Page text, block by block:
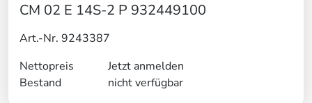
CM 02 E 14S-2 P 932449100
Art.-Nr. 9243387
Nettopreis
Jetzt anmelden
Bestand
nicht verfügbar